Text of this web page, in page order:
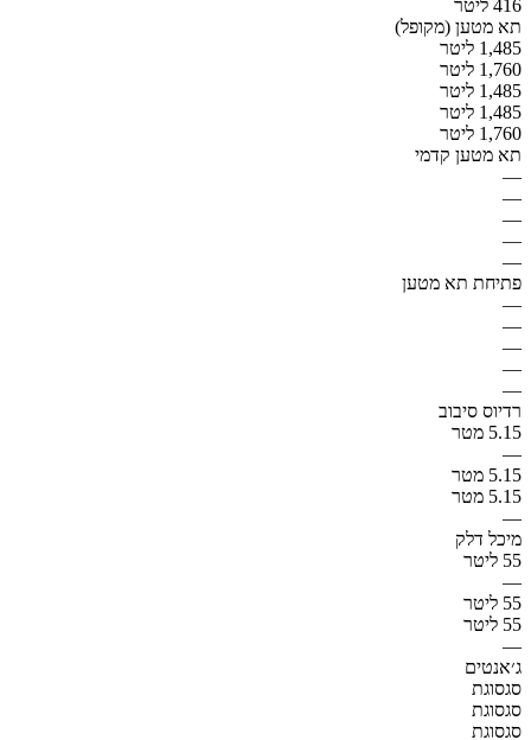
416 ליטר
תא מטען (מקופל)
1,485 ליטר
1,760 ליטר
1,485 ליטר
1,485 ליטר
1,760 ליטר
תא מטען קדמי
—
—
—
—
—
פתיחת תא מטען
—
—
—
—
—
רדיוס סיבוב
5.15 מטר
—
5.15 מטר
5.15 מטר
—
מיכל דלק
55 ליטר
—
55 ליטר
55 ליטר
—
ג׳אנטים
סגסוגת
סגסוגת
סגסוגת